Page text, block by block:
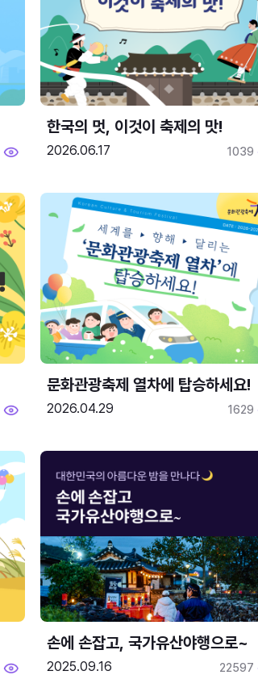
한국의 멋, 이것이 축제의 맛!
2026.06.17 1039
문화관광축제 열차에 탑승하세요!
2026.04.29 1629
손에 손잡고, 국가유산야행으로~
2025.09.16 22597